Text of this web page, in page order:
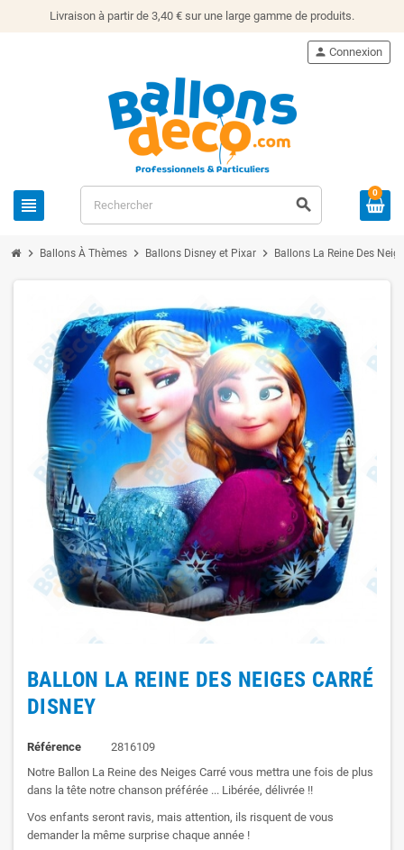
Livraison à partir de 3,40 € sur une large gamme de produits.
view_headline search
person Connexion
0
chevron_right Ballons À Thèmes chevron_right Ballons Disney et Pixar chevron_right Ballons La Reine Des
BALLON LA REINE DES NEIGES CARRÉ
DISNEY
Référence
2816109
Notre Ballon La Reine des Neiges Carré vous mettra une fois de plus
dans la tête notre chanson préférée ... Libérée, délivrée !!
Vos enfants seront ravis, mais attention, ils risquent de vous
demander la même surprise chaque année !